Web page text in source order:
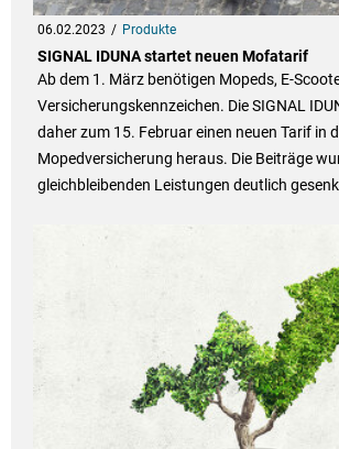
06.02.2023 Produkte
SIGNAL IDUNA startet neuen Mofatarif
Ab dem 1. März benötigen Mopeds, E-
Versicherungskennzeichen. Die SIGNAL
daher zum 15. Februar einen neuen Tarif in
Mopedversicherung heraus. Die Beiträge
gleichbleibenden Leistungen deutlich